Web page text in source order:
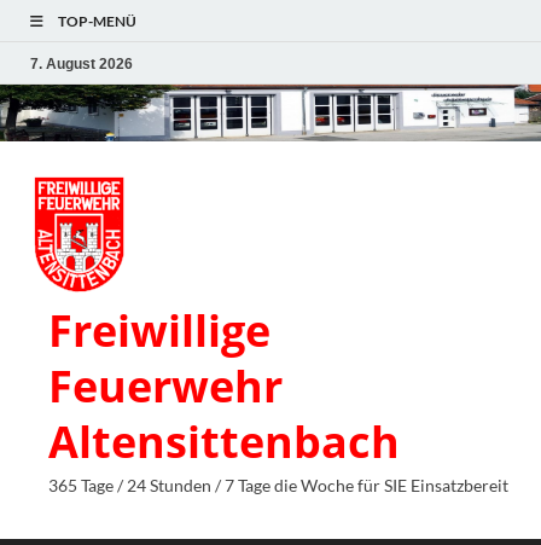
TOP-MENÜ
7. August 2026
Freiwillige
Feuerwehr
Altensittenbach
365 Tage / 24 Stunden / 7 Tage die Woche für SIE Einsatzbereit